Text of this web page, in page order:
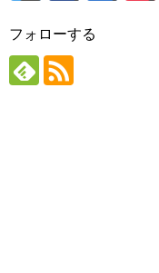
フォローする